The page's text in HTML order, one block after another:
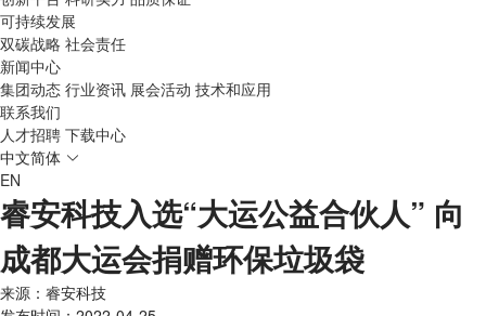
可持续发展
双碳战略 社会责任
新闻中心
集团动态 行业资讯 展会活动 技术和应用
联系我们
人才招聘 下载中心
中文简体
EN
睿安科技入选“大运公益合伙人” 向
成都大运会捐赠环保垃圾袋
来源：睿安科技